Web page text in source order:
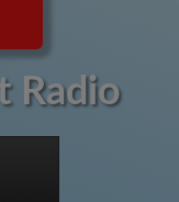
Radio